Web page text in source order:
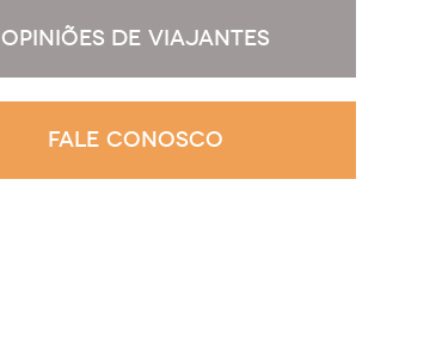
OPINIÕES DE VIAJANTES
FALE CONOSCO